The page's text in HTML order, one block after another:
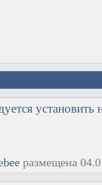
размещена